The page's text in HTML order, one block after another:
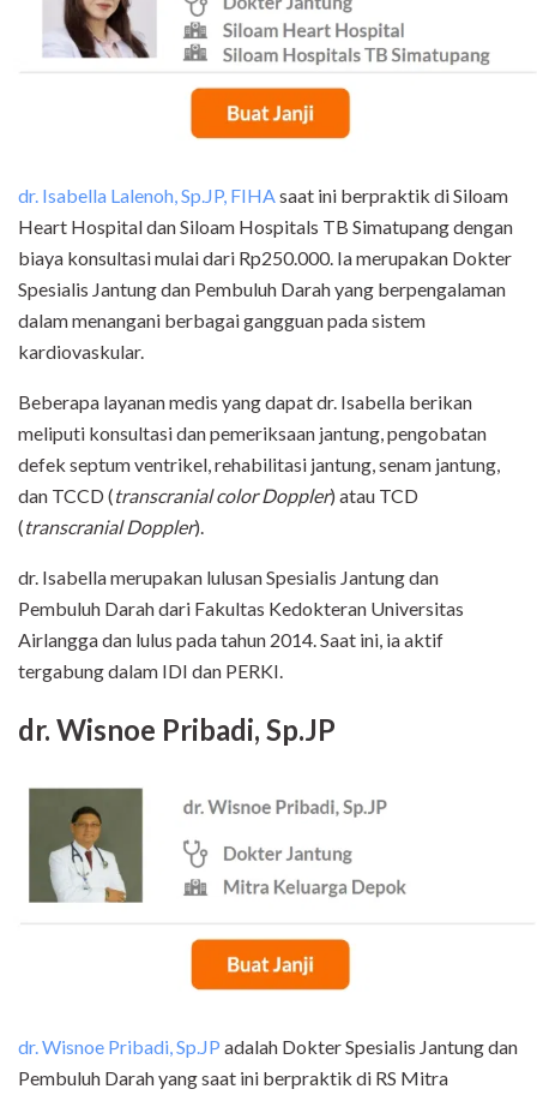
dr. Isabella Lalenoh, Sp.JP, FIHAsaat ini berpraktik di Siloam
Heart Hospital dan Siloam Hospitals TB Simatupang dengan
biaya konsultasi mulai dari Rp250.000. Ia merupakan Dokter
Spesialis Jantung dan Pembuluh Darah yang berpengalaman
dalam menangani berbagai gangguan pada sistem
kardiovaskular.
Beberapa layanan medis yang dapat dr. Isabella berikan
meliputi konsultasi dan pemeriksaan jantung, pengobatan
defek septum ventrikel, rehabilitasi jantung, senam jantung,
dan TCCD (transcranial color Doppler) atau TCD
(transcranial Doppler).
dr. Isabella merupakan lulusan Spesialis Jantung dan
Pembuluh Darah dari Fakultas Kedokteran Universitas
Airlangga dan lulus pada tahun 2014. Saat ini, ia aktif
tergabung dalam IDI dan PERKI.
dr. Wisnoe Pribadi, Sp.JP
dr. Wisnoe Pribadi, Sp.JP adalah Dokter Spesialis Jantung dan
Pembuluh Darah yang saat ini berpraktik di RS Mitra